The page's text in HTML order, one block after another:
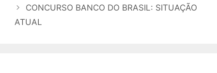
CONCURSO BANCO DO BRASIL: SITUAÇÃO
ATUAL